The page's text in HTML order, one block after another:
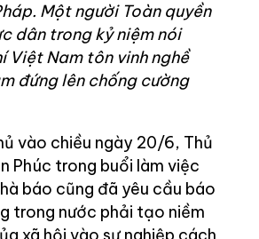
Một người Toàn quyền
dân trong kỷ niệm nói
Việt Nam tôn vinh nghề
đứng lên chống cường
vào chiều ngày 20/6, Thủ
Phúc trong buổi làm việc
báo cũng đã yêu cầu báo
trong nước phải tạo niềm